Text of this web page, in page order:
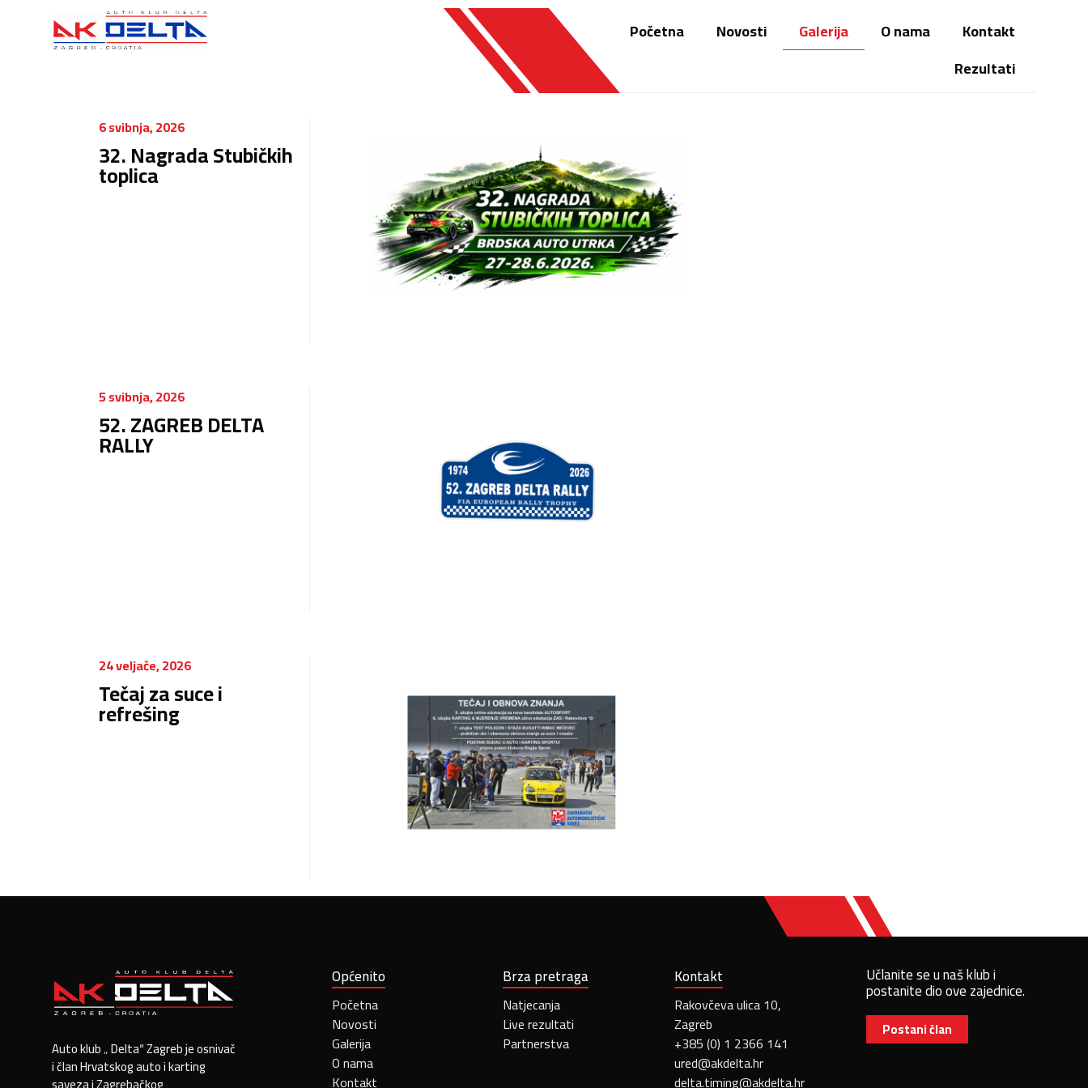
Početna Novosti Galerija O nama
Kontakt
Rezultati
6 svibnja, 2026
32. Nagrada Stubičkih
toplica
5 svibnja, 2026
52. ZAGREB DELTA
RALLY
24 veljače, 2026
Tečaj za suce i
refrešing
Auto klub „ Delta“ Zagreb je osnivač
i član Hrvatskog auto i karting
Općenito
Početna
Novosti
Galerija
O nama
Kontakt
Brza pretraga
Natjecanja
Live rezultati
Partnerstva
Kontakt
Rakovčeva ulica 10,
Zagreb
+385 (0) 1 2366 141
ured@akdelta.hr
delta.timing@akdelta.hr
Učlanite se u naš klub i
postanite dio ove zajednice.
Postani član